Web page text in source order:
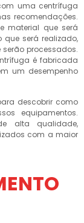
uma centrífuga
recomendações.
material que será
será realizado,
processados.
é fabricada
um desempenho
descobrir como
equipamentos.
alta qualidade,
com a maior